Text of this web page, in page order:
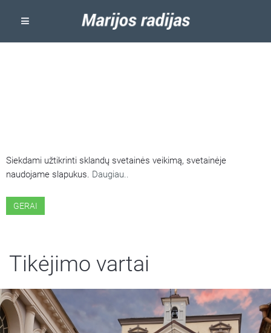
Siekdami užtikrinti sklandų svetainės veikimą, svetainėje
naudojame slapukus. Daugiau..
GERAI
Tikėjimo vartai